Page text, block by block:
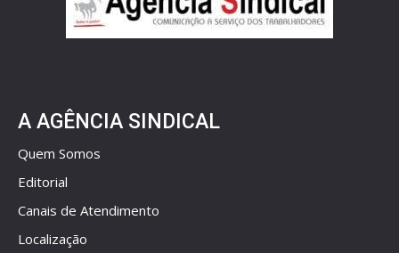
A AGÊNCIA SINDICAL
Quem Somos
Editorial
Canais de Atendimento
Localização